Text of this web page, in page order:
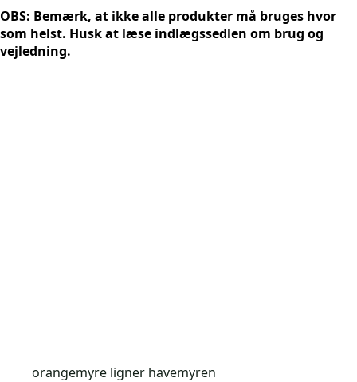
OBS: Bemærk, at ikke alle produkter må bruges hvor
som helst. Husk at læse indlægssedlen om brug og
vejledning.
orangemyre ligner havemyren